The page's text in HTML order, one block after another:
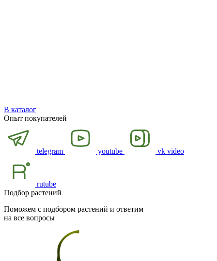
В каталог
Опыт покупателей
telegram youtube vk video
rutube
Подбор растений
Поможем с подбором растений и ответим
на все вопросы